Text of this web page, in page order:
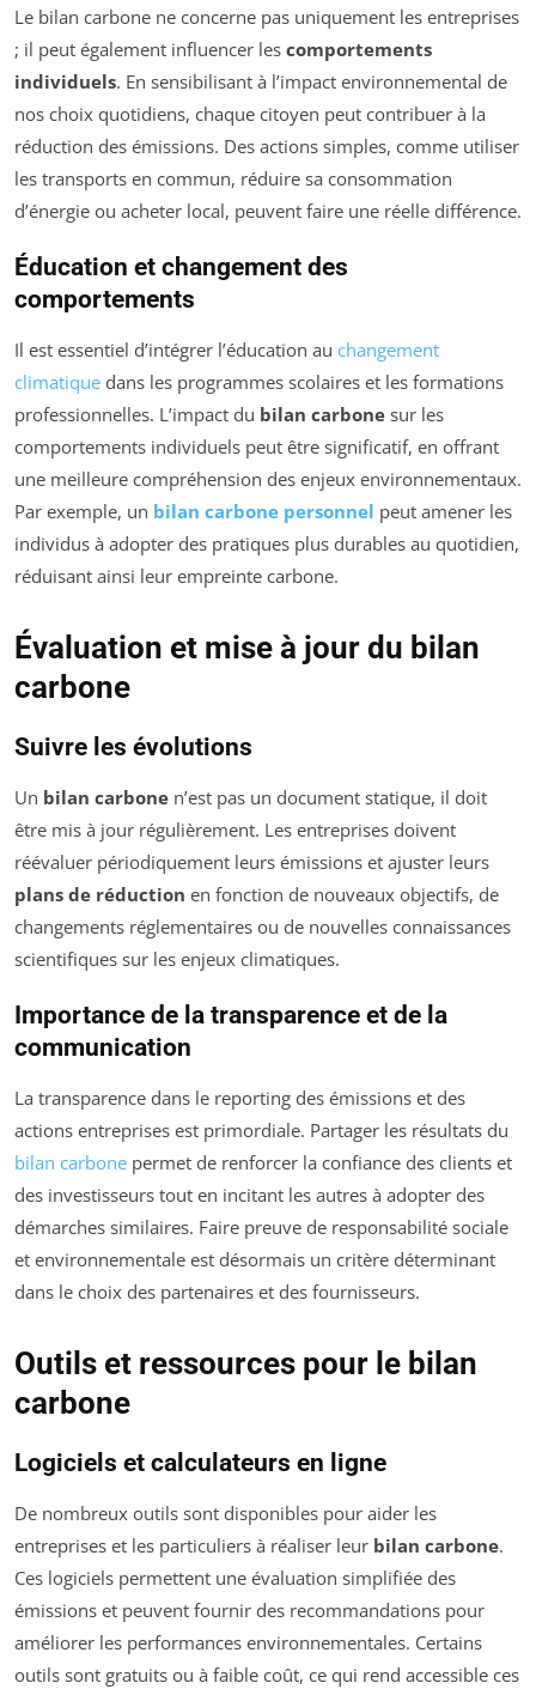
Le bilan carbone ne concerne pas uniquement les entreprises
; il peut également influencer les comportements
individuels. En sensibilisant à l’impact environnemental de
nos choix quotidiens, chaque citoyen peut contribuer à la
réduction des émissions. Des actions simples, comme utiliser
les transports en commun, réduire sa consommation
d’énergie ou acheter local, peuvent faire une réelle différence.
Éducation et changement des
comportements
Il est essentiel d’intégrer l’éducation au changement
climatique dans les programmes scolaires et les formations
professionnelles. L’impact du bilan carbone sur les
comportements individuels peut être significatif, en offrant
une meilleure compréhension des enjeux environnementaux.
Par exemple, un bilan carbone personnel peut amener les
individus à adopter des pratiques plus durables au quotidien,
réduisant ainsi leur empreinte carbone.
Évaluation et mise à jour du bilan
carbone
Suivre les évolutions
Un bilan carbone n’est pas un document statique, il doit
être mis à jour régulièrement. Les entreprises doivent
réévaluer périodiquement leurs émissions et ajuster leurs
plans de réduction en fonction de nouveaux objectifs, de
changements réglementaires ou de nouvelles connaissances
scientifiques sur les enjeux climatiques.
Importance de la transparence et de la
communication
La transparence dans le reporting des émissions et des
actions entreprises est primordiale. Partager les résultats du
bilan carbone permet de renforcer la confiance des clients et
des investisseurs tout en incitant les autres à adopter des
démarches similaires. Faire preuve de responsabilité sociale
et environnementale est désormais un critère déterminant
dans le choix des partenaires et des fournisseurs.
Outils et ressources pour le bilan
carbone
Logiciels et calculateurs en ligne
De nombreux outils sont disponibles pour aider les
entreprises et les particuliers à réaliser leur bilan carbone.
Ces logiciels permettent une évaluation simplifiée des
émissions et peuvent fournir des recommandations pour
améliorer les performances environnementales. Certains
outils sont gratuits ou à faible coût, ce qui rend accessible ces